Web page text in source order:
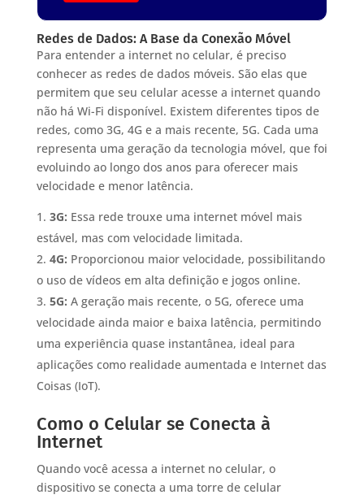
Redes de Dados: A Base da Conexão Móvel
Para entender a internet no celular, é preciso
conhecer as redes de dados móveis. São elas que
permitem que seu celular acesse a internet quando
não há Wi-Fi disponível. Existem diferentes tipos de
redes, como 3G, 4G e a mais recente, 5G. Cada uma
representa uma geração da tecnologia móvel, que foi
evoluindo ao longo dos anos para oferecer mais
velocidade e menor latência.
3G: Essa rede trouxe uma internet móvel mais
estável, mas com velocidade limitada.
4G: Proporcionou maior velocidade, possibilitando
o uso de vídeos em alta definição e jogos online.
5G: A geração mais recente, o 5G, oferece uma
velocidade ainda maior e baixa latência, permitindo
uma experiência quase instantânea, ideal para
aplicações como realidade aumentada e Internet das
Coisas (IoT).
Como o Celular se Conecta à
Internet
Quando você acessa a internet no celular, o
dispositivo se conecta a uma torre de celular